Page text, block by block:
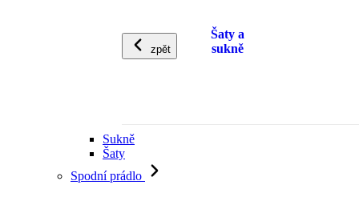
zpět
Šaty a
sukně
Sukně
Šaty
Spodní prádlo